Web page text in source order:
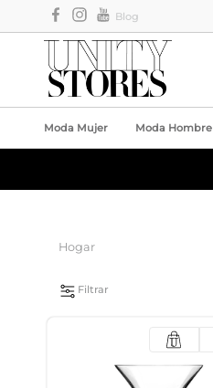
Blog
Moda Mujer Moda Hombre
Hogar
Filtrar